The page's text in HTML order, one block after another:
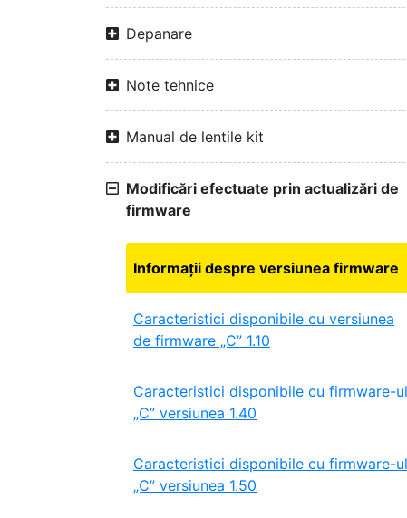
Depanare
Note tehnice
Manual de lentile kit
Modificări efectuate prin actualizări de
firmware
Informații despre versiunea firmware
Caracteristici disponibile cu versiunea
de firmware „C” 1.10
Caracteristici disponibile cu firmware-ul
„C” versiunea 1.40
Caracteristici disponibile cu firmware-ul
„C” versiunea 1.50